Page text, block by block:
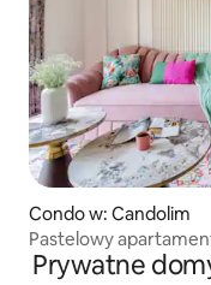
Condo w: Candolim
Pastelowy
Candolim, Goa
Prywatne